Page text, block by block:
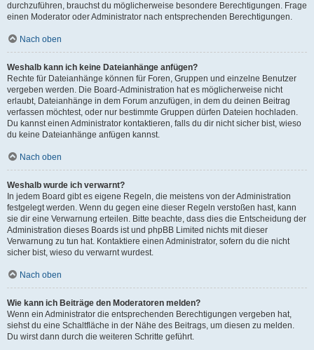
durchzuführen, brauchst du möglicherweise besondere Berechtigungen. Frage
einen Moderator oder Administrator nach entsprechenden Berechtigungen.
Nach oben
Weshalb kann ich keine Dateianhänge anfügen?
Rechte für Dateianhänge können für Foren, Gruppen und einzelne Benutzer
vergeben werden. Die Board-Administration hat es möglicherweise nicht
erlaubt, Dateianhänge in dem Forum anzufügen, in dem du deinen Beitrag
verfassen möchtest, oder nur bestimmte Gruppen dürfen Dateien hochladen.
Du kannst einen Administrator kontaktieren, falls du dir nicht sicher bist, wieso
du keine Dateianhänge anfügen kannst.
Nach oben
Weshalb wurde ich verwarnt?
In jedem Board gibt es eigene Regeln, die meistens von der Administration
festgelegt werden. Wenn du gegen eine dieser Regeln verstoßen hast, kann
sie dir eine Verwarnung erteilen. Bitte beachte, dass dies die Entscheidung der
Administration dieses Boards ist und phpBB Limited nichts mit dieser
Verwarnung zu tun hat. Kontaktiere einen Administrator, sofern du die nicht
sicher bist, wieso du verwarnt wurdest.
Nach oben
Wie kann ich Beiträge den Moderatoren melden?
Wenn ein Administrator die entsprechenden Berechtigungen vergeben hat,
siehst du eine Schaltfläche in der Nähe des Beitrags, um diesen zu melden.
Du wirst dann durch die weiteren Schritte geführt.